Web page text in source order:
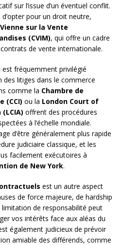
sur l’issue d’un éventuel conflit.
pour un droit neutre,
sur la Vente
(CVIM), qui offre un cadre
de vente internationale.
est fréquemment privilégié
litiges dans le commerce
comme la Chambre de
(CCI) ou la London Court of
offrent des procédures
à l’échelle mondiale.
d’être généralement plus rapide
judiciaire classique, et les
facilement exécutoires à
de New York.
est un autre aspect
de force majeure, de hardship
de responsabilité peut
vos intérêts face aux aléas du
également judicieux de prévoir
amiable des différends, comme